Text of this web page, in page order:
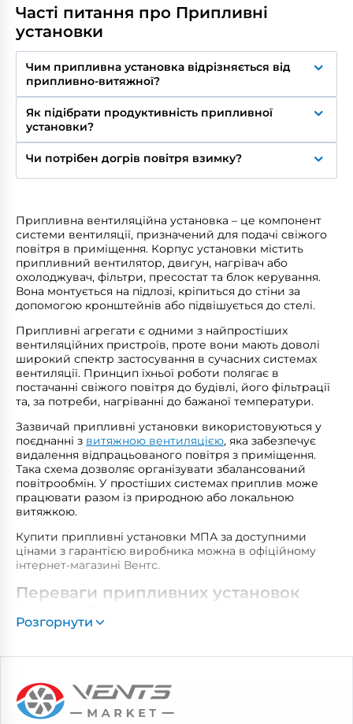
Часті питання про Припливні
установки
Чим припливна установка відрізняється від
припливно-витяжної?
Припливна подає підготовлене (підігріте,
охолоджене) та відфільтроване свіже повітря,
витяжку забезпечує окрема витяжна або
комплексна припливно-витяжна система.
Як підібрати продуктивність припливної
установки?
Продуктивність припливної установки
підбирається за площею приміщення, кількістю
людей та нормами повітрообміну. Для різних
точного підбору варто враховувати умови
експлуатації.
Чи потрібен догрів повітря взимку?
Так, догрів повітря взимку потрібен для
свіжого повітря до комфортних значень перед
подачею в кімнату. Частина моделей Вентс МПА
оснащується електричним або водяним догрівом,
а також може додатково комплектуватися
охолоджувачем для роботи в теплий період року.
Припливна вентиляційна установка – це компонент
системи вентиляції, призначений для подачі свіжого
повітря в приміщення. Корпус установки містить
припливний вентилятор, двигун, нагрівач або
охолоджувач, фільтри, пресостат та блок керування.
Вона монтується на підлозі, кріпиться до стіни за
допомогою кронштейнів або підвішується до стелі.
Припливні агрегати є одними з найпростіших
вентиляційних пристроїв, проте вони мають доволі
широкий спектр застосування в сучасних системах
вентиляції. Принцип їхньої роботи полягає в
постачанні свіжого повітря до будівлі, його фільтрації
та, за потреби, нагріванні до бажаної температури.
Зазвичай припливні установки використовуються у
поєднанні з витяжною вентиляцією, яка забезпечує
видалення відпрацьованого повітря з приміщення.
Така схема дозволяє організувати збалансований
повітрообмін. У простіших системах приплив може
працювати разом із природною або локальною
витяжкою.
Купити припливні установки МПА за доступними
цінами з гарантією виробника можна в офіційному
інтернет-магазині Вентс.
Переваги припливних установок
інженерами в інтелектуальному R&D-центрі Vents для
захищені міжнарожними патентами припливні
вентиляційні установки Вентс МПА оснащені:
шумоізольованим корпусом;
Розгорнути